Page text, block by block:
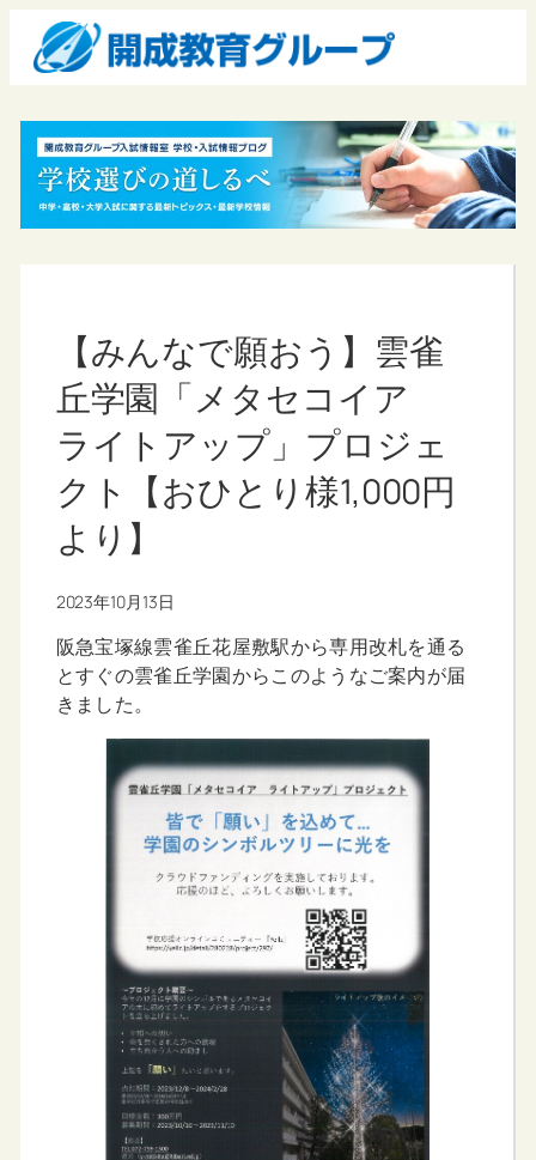
【みんなで願おう】雲雀
丘学園「メタセコイア
ライトアップ」プロジェ
クト【おひとり様1,000円
より】
2023年10月13日
阪急宝塚線雲雀丘花屋敷駅から専用改札を通る
とすぐの雲雀丘学園からこのようなご案内が届
きました。